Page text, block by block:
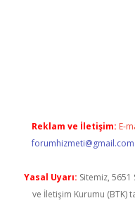
Reklam ve İletişim: E-
forumhizmeti@gmail.com
Yasal Uyarı: Sitemiz, 5651
ve İletişim Kurumu (BTK)